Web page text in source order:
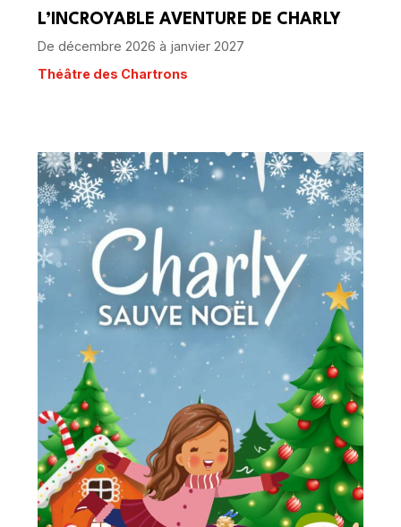
L’INCROYABLE AVENTURE DE CHARLY
De décembre 2026 à janvier 2027
Théâtre des Chartrons